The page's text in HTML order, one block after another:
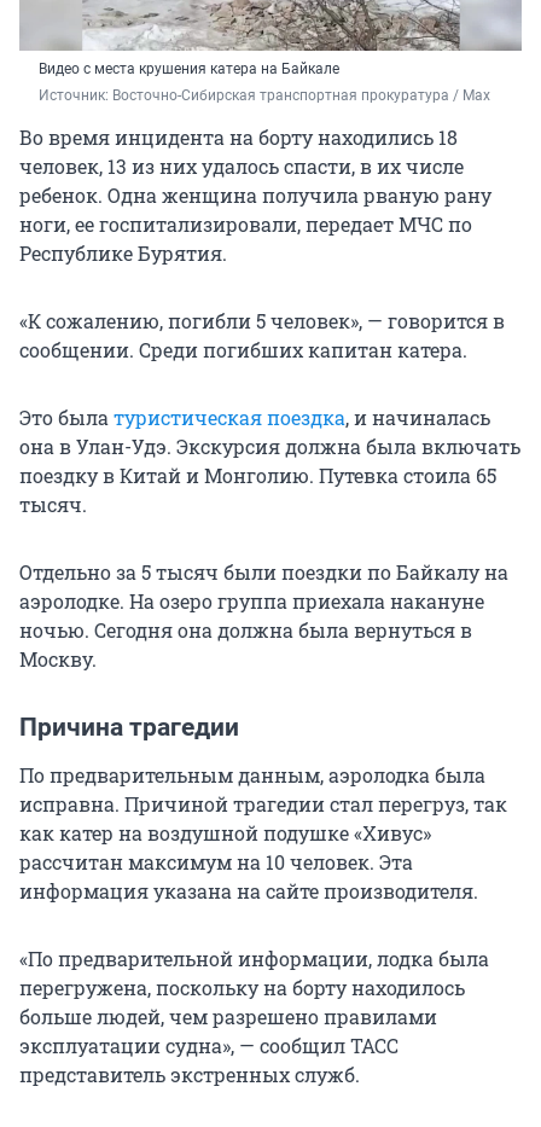
Видео с места крушения катера на Байкале
Источник: Восточно-Сибирская транспортная прокуратура / Maх
Во время инцидента на борту находились 18
человек, 13 из них удалось спасти, в их числе
ребенок. Одна женщина получила рваную рану
ноги, ее госпитализировали, передает МЧС по
Республике Бурятия.
«К сожалению, погибли 5 человек», — говорится в
сообщении. Среди погибших капитан катера.
Это былатуристическая поездка, и начиналась
она в Улан-Удэ. Экскурсия должна была включать
поездку в Китай и Монголию. Путевка стоила 65
тысяч.
Отдельно за 5 тысяч были поездки по Байкалу на
аэролодке. На озеро группа приехала накануне
ночью. Сегодня она должна была вернуться в
Москву.
Причина трагедии
По предварительным данным, аэролодка была
исправна. Причиной трагедии стал перегруз, так
как катер на воздушной подушке «Хивус»
рассчитан максимум на 10 человек. Эта
информация указана на сайте производителя.
«По предварительной информации, лодка была
перегружена, поскольку на борту находилось
больше людей, чем разрешено правилами
эксплуатации судна», — сообщил ТАСС
представитель экстренных служб.